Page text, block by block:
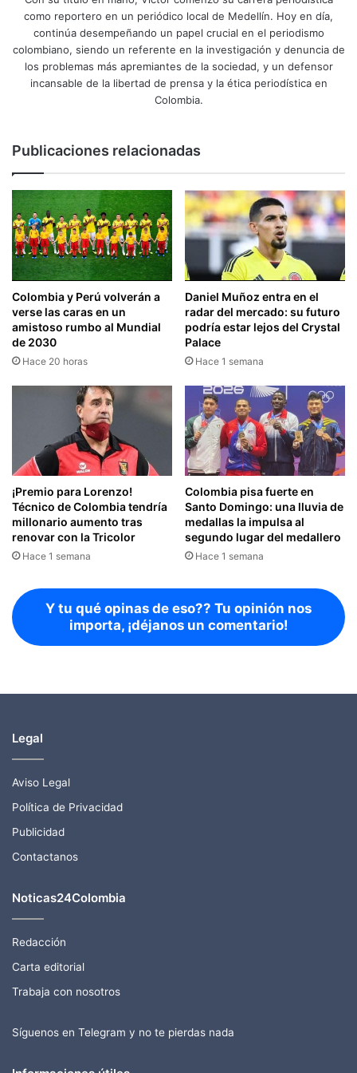
en una de
las figuras
más
Selección
Colombia.
la
como reportero en un periódico local de Medellín. Hoy en día,
continúa desempeñando un papel crucial en el periodismo
colombiano, siendo un referente en la investigación y denuncia de
los problemas más apremiantes de la sociedad, y un defensor
incansable de la libertad de prensa y la ética periodística en
Colombia.
Publicaciones relacionadas
Colombia y Perú volverán a
verse las caras en un
amistoso rumbo al Mundial
de 2030
Hace 20 horas
Daniel Muñoz entra en el
radar del mercado: su futuro
podría estar lejos del Crystal
Palace
Hace 1 semana
¡Premio para Lorenzo!
Técnico de Colombia tendría
millonario aumento tras
renovar con la Tricolor
Hace 1 semana
Colombia pisa fuerte en
Santo Domingo: una lluvia de
medallas la impulsa al
segundo lugar del medallero
Hace 1 semana
Y tu qué opinas de eso?? Tu opinión nos
importa, ¡déjanos un comentario!
Legal
Aviso Legal
Política de Privacidad
Publicidad
Contactanos
Noticas24Colombia
Redacción
Carta editorial
Trabaja con nosotros
Síguenos en Telegram y no te pierdas nada